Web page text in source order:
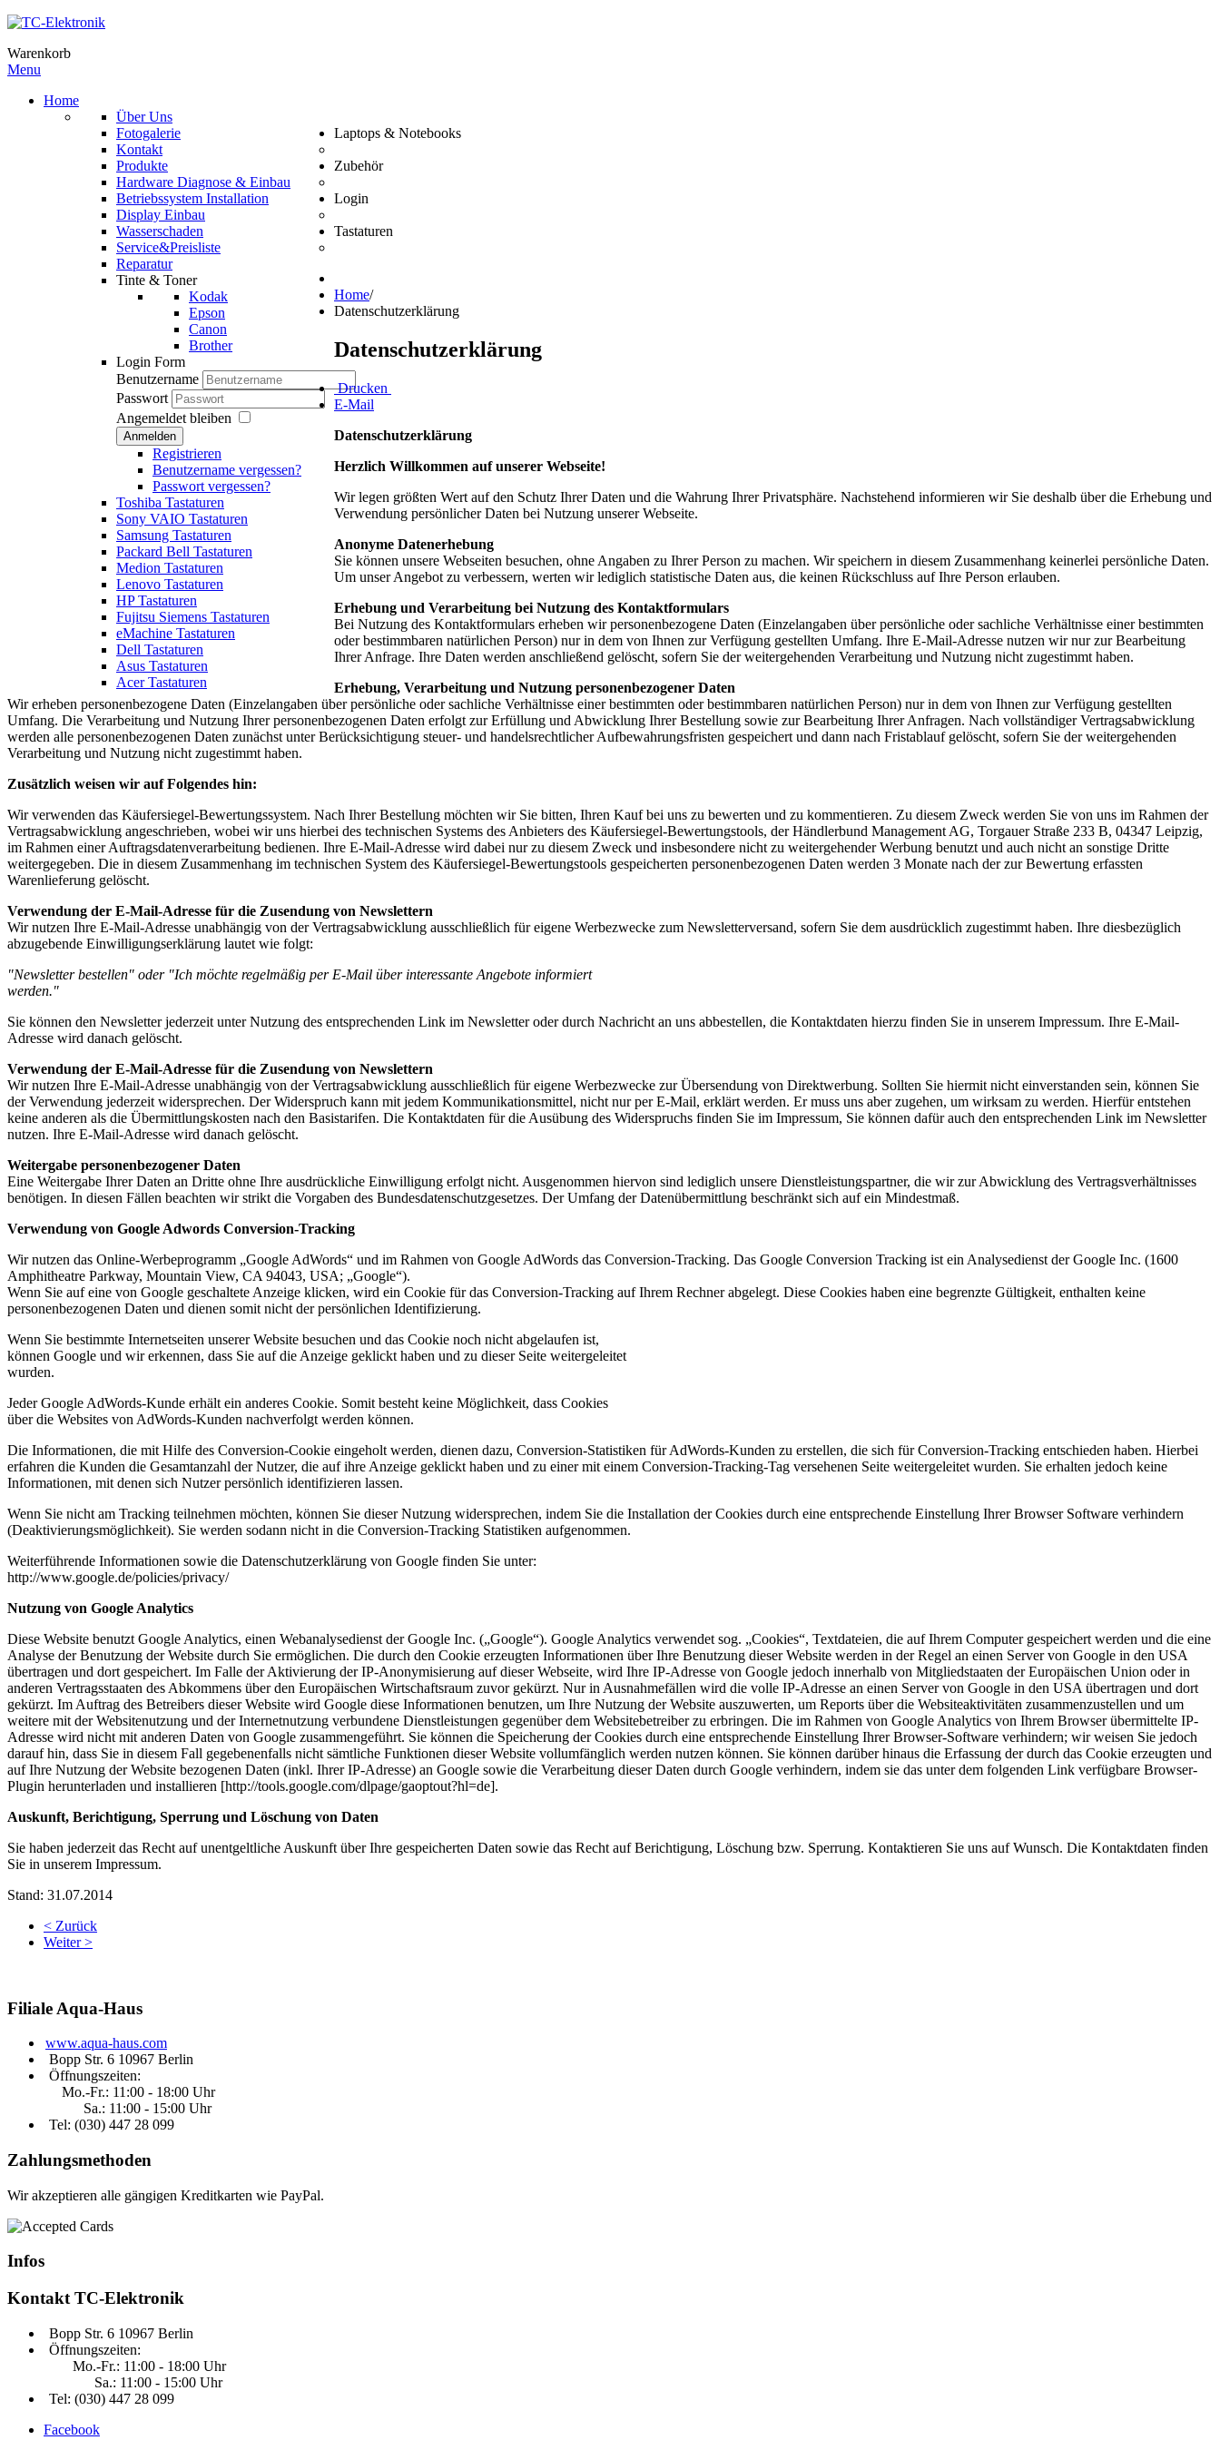
Warenkorb
Menu
Home
Über Uns
Fotogalerie
Kontakt
Produkte
Hardware Diagnose & Einbau
Betriebssystem Installation
Display Einbau
Wasserschaden
Service&Preisliste
Laptops & Notebooks
Reparatur
Zubehör
Tinte & Toner
Kodak
Epson
Canon
Brother
Login
Login Form
Benutzername
Passwort
Angemeldet bleiben
Anmelden
Registrieren
Benutzername vergessen?
Passwort vergessen?
Tastaturen
Toshiba Tastaturen
Sony VAIO Tastaturen
Samsung Tastaturen
Packard Bell Tastaturen
Medion Tastaturen
Lenovo Tastaturen
HP Tastaturen
Fujitsu Siemens Tastaturen
eMachine Tastaturen
Dell Tastaturen
Asus Tastaturen
Acer Tastaturen
Home/
Datenschutzerklärung
Datenschutzerklärung
Drucken
E-Mail
Datenschutzerklärung
Herzlich Willkommen auf unserer Webseite!
Wir legen größten Wert auf den Schutz Ihrer Daten und die Wahrung Ihrer Privatsphäre. Nachstehend informieren wir Sie deshalb über die Erhebung und
Verwendung persönlicher Daten bei Nutzung unserer Webseite.
Anonyme Datenerhebung
Sie können unsere Webseiten besuchen, ohne Angaben zu Ihrer Person zu machen. Wir speichern in diesem Zusammenhang keinerlei persönliche Daten.
Um unser Angebot zu verbessern, werten wir lediglich statistische Daten aus, die keinen Rückschluss auf Ihre Person erlauben.
Erhebung und Verarbeitung bei Nutzung des Kontaktformulars
Bei Nutzung des Kontaktformulars erheben wir personenbezogene Daten (Einzelangaben über persönliche oder sachliche Verhältnisse einer bestimmten
oder bestimmbaren natürlichen Person) nur in dem von Ihnen zur Verfügung gestellten Umfang. Ihre E-Mail-Adresse nutzen wir nur zur Bearbeitung
Ihrer Anfrage. Ihre Daten werden anschließend gelöscht, sofern Sie der weitergehenden Verarbeitung und Nutzung nicht zugestimmt haben.
Erhebung, Verarbeitung und Nutzung personenbezogener Daten
Wir erheben personenbezogene Daten (Einzelangaben über persönliche oder sachliche Verhältnisse einer bestimmten oder bestimmbaren natürlichen Person) nur in dem von Ihnen zur Verfügung gestellten
Umfang. Die Verarbeitung und Nutzung Ihrer personenbezogenen Daten erfolgt zur Erfüllung und Abwicklung Ihrer Bestellung sowie zur Bearbeitung Ihrer Anfragen. Nach vollständiger Vertragsabwicklung
werden alle personenbezogenen Daten zunächst unter Berücksichtigung steuer- und handelsrechtlicher Aufbewahrungsfristen gespeichert und dann nach Fristablauf gelöscht, sofern Sie der weitergehenden
Verarbeitung und Nutzung nicht zugestimmt haben.
Zusätzlich weisen wir auf Folgendes hin:
Wir verwenden das Käufersiegel-Bewertungssystem. Nach Ihrer Bestellung möchten wir Sie bitten, Ihren Kauf bei uns zu bewerten und zu kommentieren. Zu diesem Zweck werden Sie von uns im Rahmen der
Vertragsabwicklung angeschrieben, wobei wir uns hierbei des technischen Systems des Anbieters des Käufersiegel-Bewertungstools, der Händlerbund Management AG, Torgauer Straße 233 B, 04347 Leipzig,
im Rahmen einer Auftragsdatenverarbeitung bedienen. Ihre E-Mail-Adresse wird dabei nur zu diesem Zweck und insbesondere nicht zu weitergehender Werbung benutzt und auch nicht an sonstige Dritte
weitergegeben. Die in diesem Zusammenhang im technischen System des Käufersiegel-Bewertungstools gespeicherten personenbezogenen Daten werden 3 Monate nach der zur Bewertung erfassten
Warenlieferung gelöscht.
Verwendung der E-Mail-Adresse für die Zusendung von Newslettern
Wir nutzen Ihre E-Mail-Adresse unabhängig von der Vertragsabwicklung ausschließlich für eigene Werbezwecke zum Newsletterversand, sofern Sie dem ausdrücklich zugestimmt haben. Ihre diesbezüglich
abzugebende Einwilligungserklärung lautet wie folgt:
"Newsletter bestellen" oder "Ich möchte regelmäßig per E-Mail über interessante Angebote informiert
werden."
Sie können den Newsletter jederzeit unter Nutzung des entsprechenden Link im Newsletter oder durch Nachricht an uns abbestellen, die Kontaktdaten hierzu finden Sie in unserem Impressum. Ihre E-Mail-
Adresse wird danach gelöscht.
Verwendung der E-Mail-Adresse für die Zusendung von Newslettern
Wir nutzen Ihre E-Mail-Adresse unabhängig von der Vertragsabwicklung ausschließlich für eigene Werbezwecke zur Übersendung von Direktwerbung. Sollten Sie hiermit nicht einverstanden sein, können Sie
der Verwendung jederzeit widersprechen. Der Widerspruch kann mit jedem Kommunikationsmittel, nicht nur per E-Mail, erklärt werden. Er muss uns aber zugehen, um wirksam zu werden. Hierfür entstehen
keine anderen als die Übermittlungskosten nach den Basistarifen. Die Kontaktdaten für die Ausübung des Widerspruchs finden Sie im Impressum, Sie können dafür auch den entsprechenden Link im Newsletter
nutzen. Ihre E-Mail-Adresse wird danach gelöscht.
Weitergabe personenbezogener Daten
Eine Weitergabe Ihrer Daten an Dritte ohne Ihre ausdrückliche Einwilligung erfolgt nicht. Ausgenommen hiervon sind lediglich unsere Dienstleistungspartner, die wir zur Abwicklung des Vertragsverhältnisses
benötigen. In diesen Fällen beachten wir strikt die Vorgaben des Bundesdatenschutzgesetzes. Der Umfang der Datenübermittlung beschränkt sich auf ein Mindestmaß.
Verwendung von Google Adwords Conversion-Tracking
Wir nutzen das Online-Werbeprogramm „Google AdWords“ und im Rahmen von Google AdWords das Conversion-Tracking. Das Google Conversion Tracking ist ein Analysedienst der Google Inc. (1600
Amphitheatre Parkway, Mountain View, CA 94043, USA; „Google“).
Wenn Sie auf eine von Google geschaltete Anzeige klicken, wird ein Cookie für das Conversion-Tracking auf Ihrem Rechner abgelegt. Diese Cookies haben eine begrenzte Gültigkeit, enthalten keine
personenbezogenen Daten und dienen somit nicht der persönlichen Identifizierung.
Wenn Sie bestimmte Internetseiten unserer Website besuchen und das Cookie noch nicht abgelaufen ist,
können Google und wir erkennen, dass Sie auf die Anzeige geklickt haben und zu dieser Seite weitergeleitet
wurden.
Jeder Google AdWords-Kunde erhält ein anderes Cookie. Somit besteht keine Möglichkeit, dass Cookies
über die Websites von AdWords-Kunden nachverfolgt werden können.
Die Informationen, die mit Hilfe des Conversion-Cookie eingeholt werden, dienen dazu, Conversion-Statistiken für AdWords-Kunden zu erstellen, die sich für Conversion-Tracking entschieden haben. Hierbei
erfahren die Kunden die Gesamtanzahl der Nutzer, die auf ihre Anzeige geklickt haben und zu einer mit einem Conversion-Tracking-Tag versehenen Seite weitergeleitet wurden. Sie erhalten jedoch keine
Informationen, mit denen sich Nutzer persönlich identifizieren lassen.
Wenn Sie nicht am Tracking teilnehmen möchten, können Sie dieser Nutzung widersprechen, indem Sie die Installation der Cookies durch eine entsprechende Einstellung Ihrer Browser Software verhindern
(Deaktivierungsmöglichkeit). Sie werden sodann nicht in die Conversion-Tracking Statistiken aufgenommen.
Weiterführende Informationen sowie die Datenschutzerklärung von Google finden Sie unter:
http://www.google.de/policies/privacy/
Nutzung von Google Analytics
Diese Website benutzt Google Analytics, einen Webanalysedienst der Google Inc. („Google“). Google Analytics verwendet sog. „Cookies“, Textdateien, die auf Ihrem Computer gespeichert werden und die eine
Analyse der Benutzung der Website durch Sie ermöglichen. Die durch den Cookie erzeugten Informationen über Ihre Benutzung dieser Website werden in der Regel an einen Server von Google in den USA
übertragen und dort gespeichert. Im Falle der Aktivierung der IP-Anonymisierung auf dieser Webseite, wird Ihre IP-Adresse von Google jedoch innerhalb von Mitgliedstaaten der Europäischen Union oder in
anderen Vertragsstaaten des Abkommens über den Europäischen Wirtschaftsraum zuvor gekürzt. Nur in Ausnahmefällen wird die volle IP-Adresse an einen Server von Google in den USA übertragen und dort
gekürzt. Im Auftrag des Betreibers dieser Website wird Google diese Informationen benutzen, um Ihre Nutzung der Website auszuwerten, um Reports über die Websiteaktivitäten zusammenzustellen und um
weitere mit der Websitenutzung und der Internetnutzung verbundene Dienstleistungen gegenüber dem Websitebetreiber zu erbringen. Die im Rahmen von Google Analytics von Ihrem Browser übermittelte IP-
Adresse wird nicht mit anderen Daten von Google zusammengeführt. Sie können die Speicherung der Cookies durch eine entsprechende Einstellung Ihrer Browser-Software verhindern; wir weisen Sie jedoch
darauf hin, dass Sie in diesem Fall gegebenenfalls nicht sämtliche Funktionen dieser Website vollumfänglich werden nutzen können. Sie können darüber hinaus die Erfassung der durch das Cookie erzeugten und
auf Ihre Nutzung der Website bezogenen Daten (inkl. Ihrer IP-Adresse) an Google sowie die Verarbeitung dieser Daten durch Google verhindern, indem sie das unter dem folgenden Link verfügbare Browser-
Plugin herunterladen und installieren [http://tools.google.com/dlpage/gaoptout?hl=de].
Auskunft, Berichtigung, Sperrung und Löschung von Daten
Sie haben jederzeit das Recht auf unentgeltliche Auskunft über Ihre gespeicherten Daten sowie das Recht auf Berichtigung, Löschung bzw. Sperrung. Kontaktieren Sie uns auf Wunsch. Die Kontaktdaten finden
Sie in unserem Impressum.
Stand: 31.07.2014
< Zurück
Weiter >
Filiale Aqua-Haus
www.aqua-haus.com
Bopp Str. 6 10967 Berlin
Öffnungszeiten:
Mo.-Fr.: 11:00 - 18:00 Uhr
Sa.: 11:00 - 15:00 Uhr
Tel: (030) 447 28 099
Zahlungsmethoden
Wir akzeptieren alle gängigen Kreditkarten wie PayPal.
Infos
Kontakt TC-Elektronik
Bopp Str. 6 10967 Berlin
Öffnungszeiten:
Mo.-Fr.: 11:00 - 18:00 Uhr
Sa.: 11:00 - 15:00 Uhr
Tel: (030) 447 28 099
Facebook